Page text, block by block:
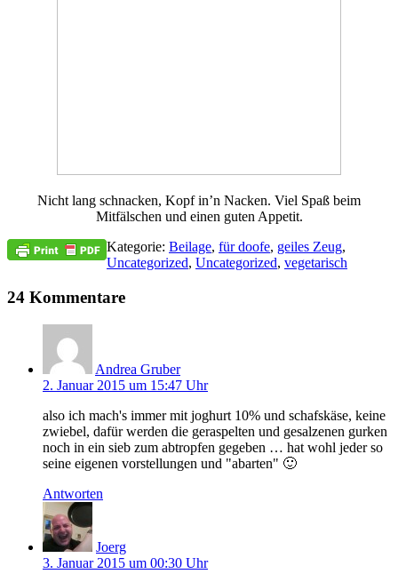
Nicht lang schnacken, Kopf in’n Nacken. Viel Spaß beim
Mitfälschen und einen guten Appetit.
Kategorie: Beilage, für doofe, geiles Zeug,
Uncategorized, Uncategorized, vegetarisch
24 Kommentare
Andrea Gruber
2. Januar 2015 um 15:47 Uhr
also ich mach's immer mit joghurt 10% und schafskäse, keine
zwiebel, dafür werden die geraspelten und gesalzenen gurken
noch in ein sieb zum abtropfen gegeben … hat wohl jeder so
seine eigenen vorstellungen und "abarten" 🙂
Antworten
Joerg
3. Januar 2015 um 00:30 Uhr